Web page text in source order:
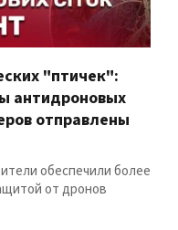
"птичек":
антидроновых
отправлены
обеспечили более
от дронов